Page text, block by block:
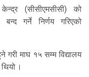
(सीसीएमसीसी) को
बन्द गर्ने निर्णय गरिएको
गरी माघ १५ सम्म विद्यालय
।